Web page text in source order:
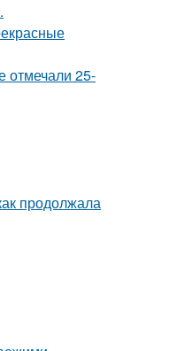
отмечали 25-
продолжала